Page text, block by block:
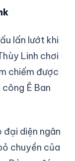
lấn lướt khi
Linh chơi
chiếm được
Ê Ban
đại diện ngân
chuyền của